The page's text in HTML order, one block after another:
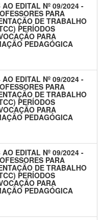
EDITAL Nº 09/2024 -
PARA
DE TRABALHO
PERÍODOS
PARA
PEDAGÓGICA
EDITAL Nº 09/2024 -
PARA
DE TRABALHO
PERÍODOS
PARA
PEDAGÓGICA
EDITAL Nº 09/2024 -
PARA
DE TRABALHO
PERÍODOS
PARA
PEDAGÓGICA